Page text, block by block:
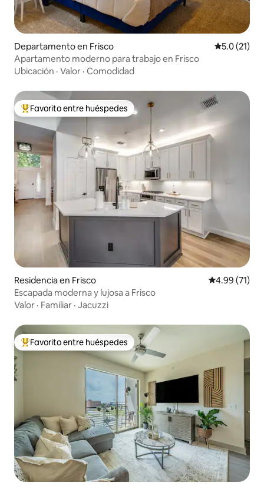
Departamento en Frisco Calificación
5.0 (21)
Apartamento moderno para trabajo en Frisco
Ubicación · Valor · Comodidad
De los mejores en Favorito entre huéspedes
Favorito entre huéspedes
Residencia en Frisco Calificación
4.99 (71)
Escapada moderna y lujosa a Frisco
Valor · Familiar · Jacuzzi
De los mejores en Favorito entre huéspedes
Favorito entre huéspedes